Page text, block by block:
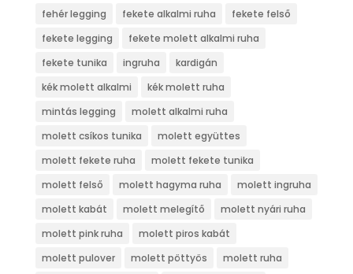
fehér legging
fekete alkalmi ruha
fekete felső
fekete legging
fekete molett alkalmi ruha
fekete tunika
ingruha
kardigán
kék molett alkalmi
kék molett ruha
mintás legging
molett alkalmi ruha
molett csíkos tunika
molett együttes
molett fekete ruha
molett fekete tunika
molett felső
molett hagyma ruha
molett ingruha
molett kabát
molett melegítő
molett nyári ruha
molett pink ruha
molett piros kabát
molett pulover
molett pöttyös
molett ruha